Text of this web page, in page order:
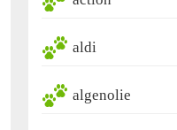
aldi
algenolie